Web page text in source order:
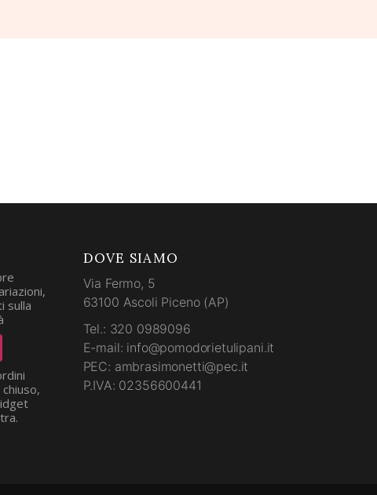
sulla
DOVE SIAMO
Via Fermo, 5
63100 Ascoli Piceno (AP)
Tel.: 320 0989096
E-mail: info@pomodorietulipani.it
PEC: ambrasimonetti@pec.it
P.IVA: 02356600441